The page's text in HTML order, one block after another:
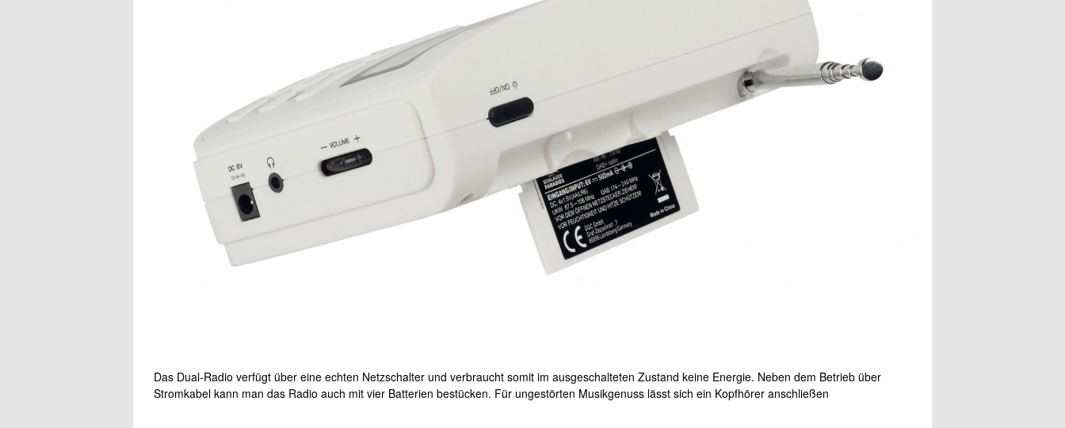
Das Dual-Radio verfügt über eine echten Netzschalter und verbraucht somit im ausgeschalteten Zustand keine Energie. Neben dem Betrieb über
Stromkabel kann man das Radio auch mit vier Batterien bestücken. Für ungestörten Musikgenuss lässt sich ein Kopfhörer anschließen